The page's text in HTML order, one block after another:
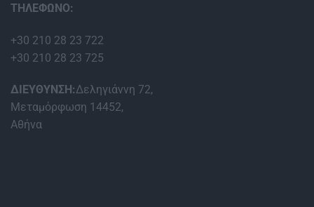
ΤΗΛΕΦΩΝΟ:
+30 210 28 23 722
+30 210 28 23 725
ΔΙΕΥΘΥΝΣΗ:Δεληγιάννη 72,
Μεταμόρφωση 14452,
Αθήνα